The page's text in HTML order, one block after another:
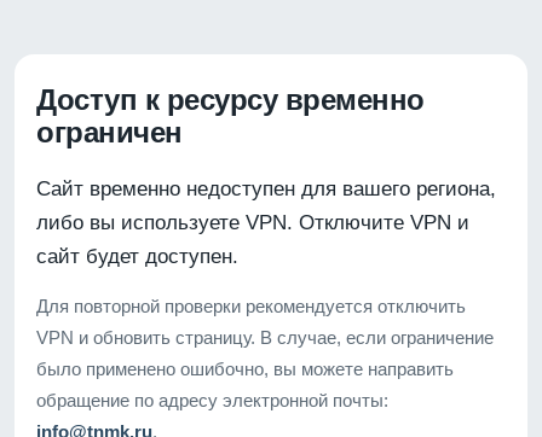
Доступ к ресурсу временно
ограничен
Сайт временно недоступен для вашего региона,
либо вы используете VPN. Отключите VPN и
сайт будет доступен.
Для повторной проверки рекомендуется отключить
VPN и обновить страницу. В случае, если ограничение
было применено ошибочно, вы можете направить
обращение по адресу электронной почты:
info@tnmk.ru.